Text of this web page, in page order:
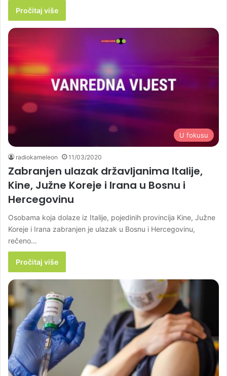
Pročitaj više
U fokusu
radiokameleon 11/03/2020
Zabranjen ulazak državljanima Italije,
Kine, Južne Koreje i Irana u Bosnu i
Hercegovinu
Osobama koja dolaze iz Italije, pojedinih provincija Kine, Južne
Koreje i Irana zabranjen je ulazak u Bosnu i Hercegovinu,
rečeno…
Pročitaj više